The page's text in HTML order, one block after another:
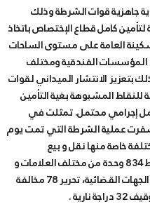
جاهزية قوات الشرطة وذلك
لتأمين كامل قطاع الإختصاص باتخاذ
العامة على مستوى الساحات
المؤسسات الفندقية ومختلف
بتعزيز الانتشار الميداني لقوات
المشبوهة بغية التأمين
إجرامي محتمل. تمثلت في
مركبة ،حيث أسفرت عملية الشرطة التي تمت يوم
مختلفة خاصة منها نقل و بيع
المشروبات الكحولية بدون رخصة مع ضبط 834 وحدة من مختلف العلامات و
الأحجام، 11شخص مبحوث عنهم من قبل الجهات القضائية، تحرير 78 مخالفة